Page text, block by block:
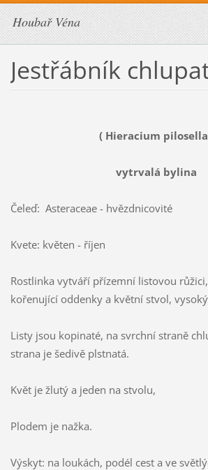
Houbař Véna
Jestřábník
( Hieracium
vytrvalá bylina
Čeleď: Asteraceae - hvězdnicovité
Kvete: květen - říjen
Rostlinka vytváří přízemní listovou
kořenující oddenky a květní stvol,
Listy jsou kopinaté, na svrchní straně
strana je šedivě plstnatá.
Květ je žlutý a jeden na stvolu,
Plodem je nažka.
Výskyt: na loukách, podél cest a ve